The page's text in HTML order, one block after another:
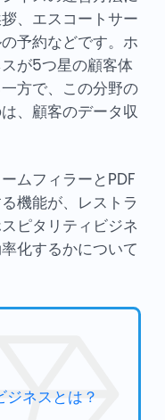
、エスコートサー
予約などです。ホ
が5つ星の顧客体
方で、この分野の
、顧客のデータ収
ムフィラーとPDF
機能が、レストラ
ピタリティビジネ
化するかについて
ジネスとは？